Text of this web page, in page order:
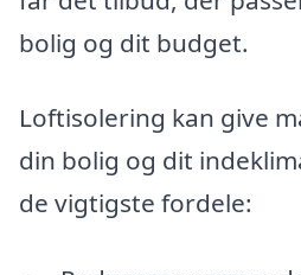
bolig og dit budget.
Loftisolering kan give
din bolig og dit
de vigtigste fordele: